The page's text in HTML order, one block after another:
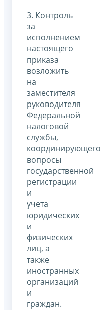
3. Контроль
за
исполнением
настоящего
приказа
возложить
на
заместителя
руководителя
Федеральной
налоговой
службы,
координирующего
вопросы
государственной
регистрации
и
учета
юридических
и
физических
лиц, а
также
иностранных
организаций
и
граждан.